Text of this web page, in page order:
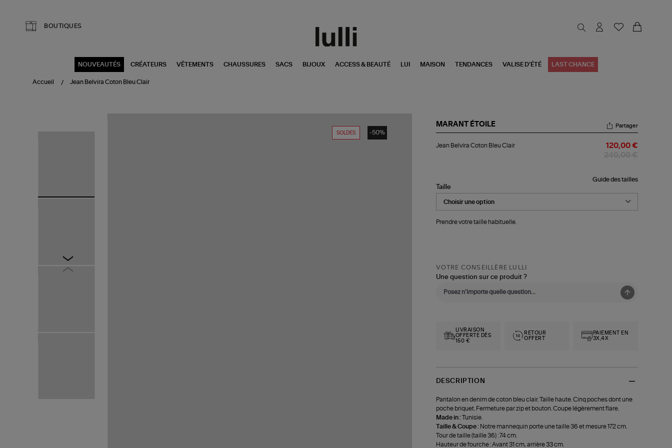
BOUTIQUES
NOUVEAUTÉS CRÉATEURS VÊTEMENTS CHAUSSURES SACS BIJOUX ACCESS & BEAUTÉ LUI MAISON TENDANCES VALISE D'ÉTÉ LAST CHANCE
Accueil Jean Belvira Coton Bleu Clair
SOLDES -50%
MARANT ÉTOILE
Belvira
Partager
Jean Belvira Coton Bleu Clair 120,00 €
Guide des tailles
Taille
Prendre votre taille habituelle.
VOTRE CONSEILLÈRE LULLI
Une question sur ce produit ?
LIVRAISON
OFFERTE DÈS
150 €
RETOUR
OFFERT
PAIEMENT EN
3X,4X
DESCRIPTION
Pantalon en denim de coton bleu clair. Taille haute. Cinq poches dont une
poche briquet. Fermeture par zip et bouton. Coupe légèrement flare.
Made in :Tunisie.
Taille & Coupe : Notre mannequin porte une taille 36 et mesure 172 cm.
Tour de taille (taille 36) : 74 cm.
Hauteur de fourche : Avant 31 cm, arrière 33 cm.